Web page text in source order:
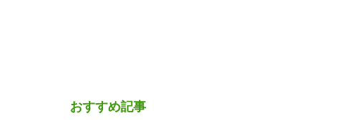
おすすめ記事